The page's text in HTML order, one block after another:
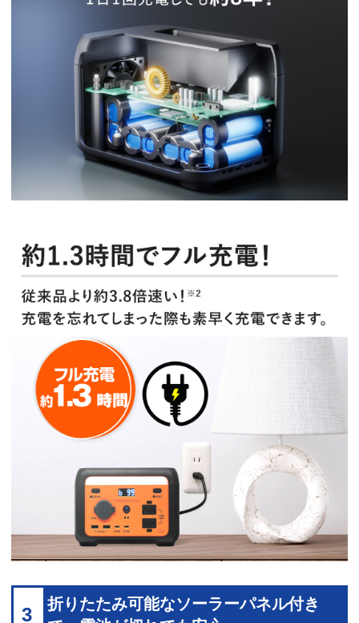
3
折りたたみ可能なソーラーパネル付き